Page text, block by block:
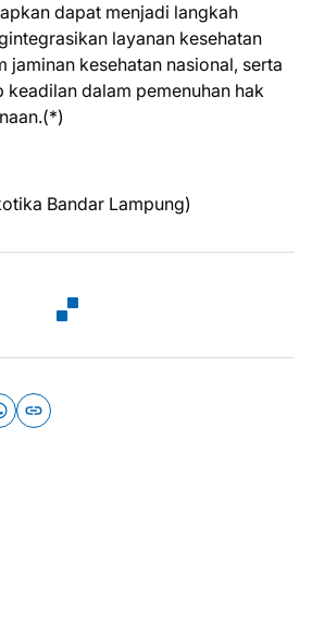
dapat menjadi langkah
layanan kesehatan
jaminan kesehatan nasional, serta
keadilan dalam pemenuhan hak
Bandar Lampung)